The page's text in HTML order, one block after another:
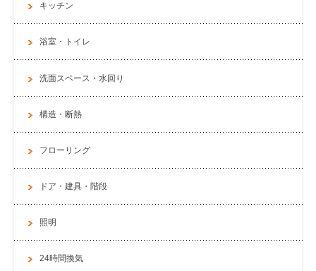
キッチン
浴室・トイレ
洗面スペース・水回り
構造・断熱
フローリング
ドア・建具・階段
照明
24時間換気